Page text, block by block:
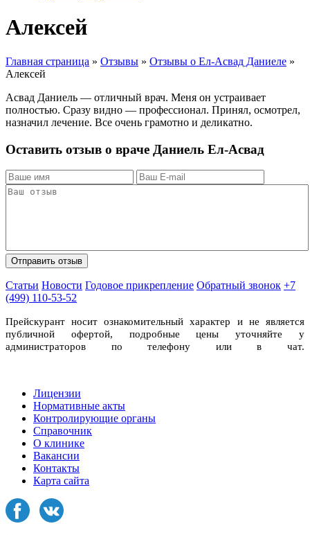
Алексей
Главная страница » Отзывы » Отзывы о Ел-Асвад Даниеле »
Алексей
Асвад Даниель — отличный врач. Меня он устраивает
полностью. Сразу видно — профессионал. Принял, осмотрел,
назначил лечение. Все очень грамотно и деликатно.
Оставить отзыв о враче Даниель Ел-Асвад
Статьи Новости Годовое прикрепление Обратный звонок +7
(499) 110-53-52
Прейскурант носит ознакомительный характер и не является
публичной офертой, подробные цены уточняйте у
администраторов по телефону или в чат.
Лицензии
Нормативные акты
Контролирующие органы
Справочник
О клинике
Вакансии
Контакты
Карта сайта